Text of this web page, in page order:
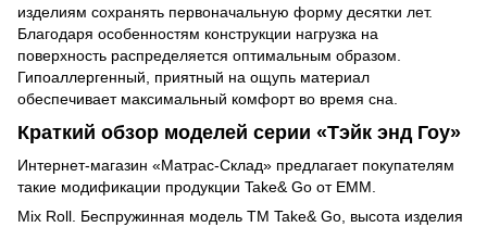
изделиям сохранять первоначальную форму десятки лет.
Благодаря особенностям конструкции нагрузка на
поверхность распределяется оптимальным образом.
Гипоаллергенный, приятный на ощупь материал
обеспечивает максимальный комфорт во время сна.
Краткий обзор моделей серии «Тэйк энд Гоу»
Интернет-магазин «Матрас-Склад» предлагает покупателям
такие модификации продукции Take& Go от ЕММ.
Mix Roll. Беспружинная модель ТМ Take& Go, высота изделия